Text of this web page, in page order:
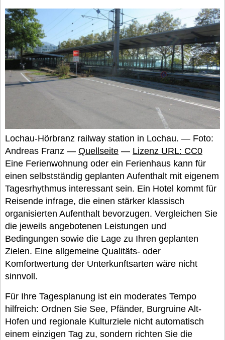
Lochau-Hörbranz railway station in Lochau. — Foto:
Andreas Franz — Quellseite — Lizenz URL: CC0
Eine Ferienwohnung oder ein Ferienhaus kann für
einen selbstständig geplanten Aufenthalt mit eigenem
Tagesrhythmus interessant sein. Ein Hotel kommt für
Reisende infrage, die einen stärker klassisch
organisierten Aufenthalt bevorzugen. Vergleichen Sie
die jeweils angebotenen Leistungen und
Bedingungen sowie die Lage zu Ihren geplanten
Zielen. Eine allgemeine Qualitäts- oder
Komfortwertung der Unterkunftsarten wäre nicht
sinnvoll.
Für Ihre Tagesplanung ist ein moderates Tempo
hilfreich: Ordnen Sie See, Pfänder, Burgruine Alt-
Hofen und regionale Kulturziele nicht automatisch
einem einzigen Tag zu, sondern richten Sie die